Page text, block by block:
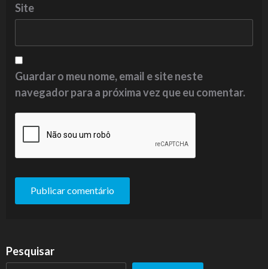
Site
Guardar o meu nome, email e site neste
navegador para a próxima vez que eu comentar.
Pesquisar